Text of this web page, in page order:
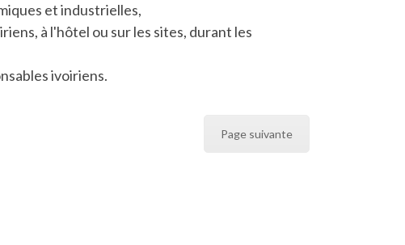
et industrielles,
à l'hôtel ou sur les sites, durant les
ivoiriens.
Page suivante